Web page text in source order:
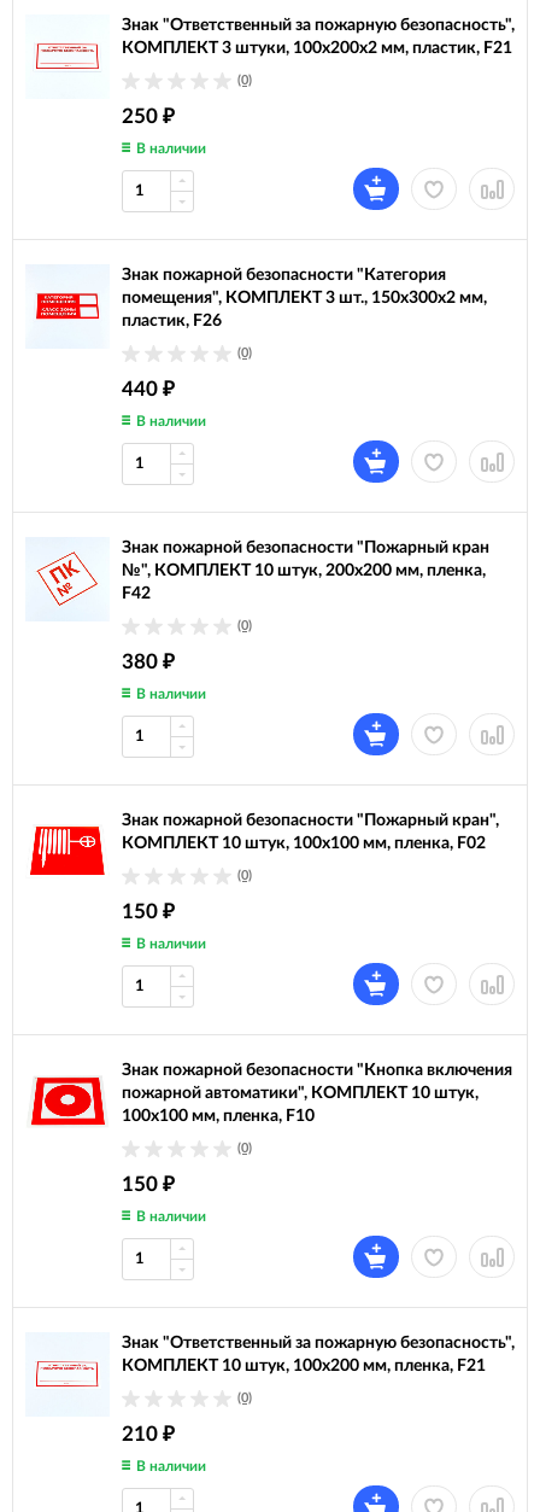
Знак "Ответственный за пожарную безопасность",
КОМПЛЕКТ 3 штуки, 100х200х2 мм, пластик, F21
(0)
250 ₽
В наличии
Знак пожарной безопасности "Категория
помещения", КОМПЛЕКТ 3 шт., 150х300х2 мм,
пластик, F26
(0)
440 ₽
В наличии
Знак пожарной безопасности "Пожарный кран
№", КОМПЛЕКТ 10 штук, 200х200 мм, пленка,
F42
(0)
380 ₽
В наличии
Знак пожарной безопасности "Пожарный кран",
КОМПЛЕКТ 10 штук, 100х100 мм, пленка, F02
(0)
150 ₽
В наличии
Знак пожарной безопасности "Кнопка включения
пожарной автоматики", КОМПЛЕКТ 10 штук,
100х100 мм, пленка, F10
(0)
150 ₽
В наличии
Знак "Ответственный за пожарную безопасность",
КОМПЛЕКТ 10 штук, 100х200 мм, пленка, F21
(0)
210 ₽
В наличии